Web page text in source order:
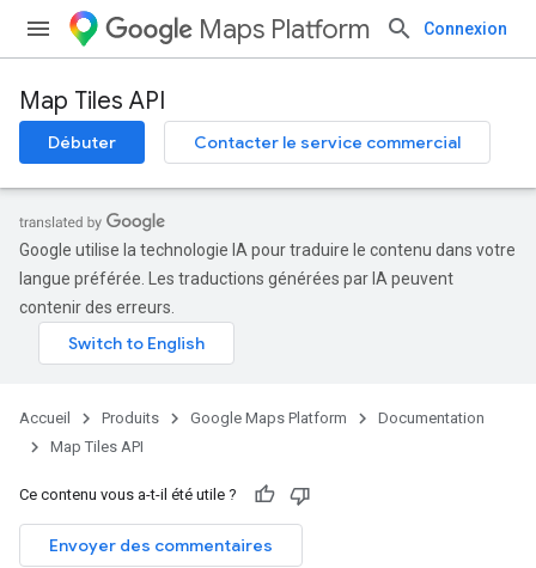
Maps Platform Connexion
Map Tiles API
Débuter Contacter le service commercial
Google utilise la technologie IA pour traduire le contenu dans votre
langue préférée. Les traductions générées par IA peuvent
contenir des erreurs.
Accueil Produits Google Maps Platform
Documentation
Map Tiles API
Ce contenu vous a-t-il été utile ?
Envoyer des commentaires